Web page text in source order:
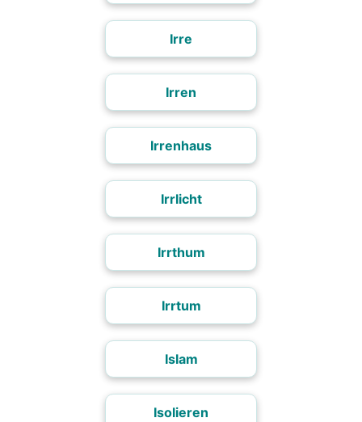
Irre
Irren
Irrenhaus
Irrlicht
Irrthum
Irrtum
Islam
Isolieren